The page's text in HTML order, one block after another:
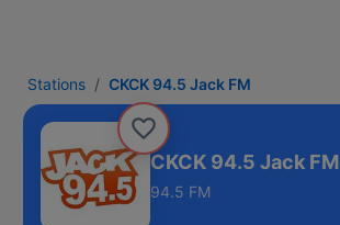
Stations CKCK 94.5 Jack FM
CKCK 94.5 Jack FM
94.5 FM